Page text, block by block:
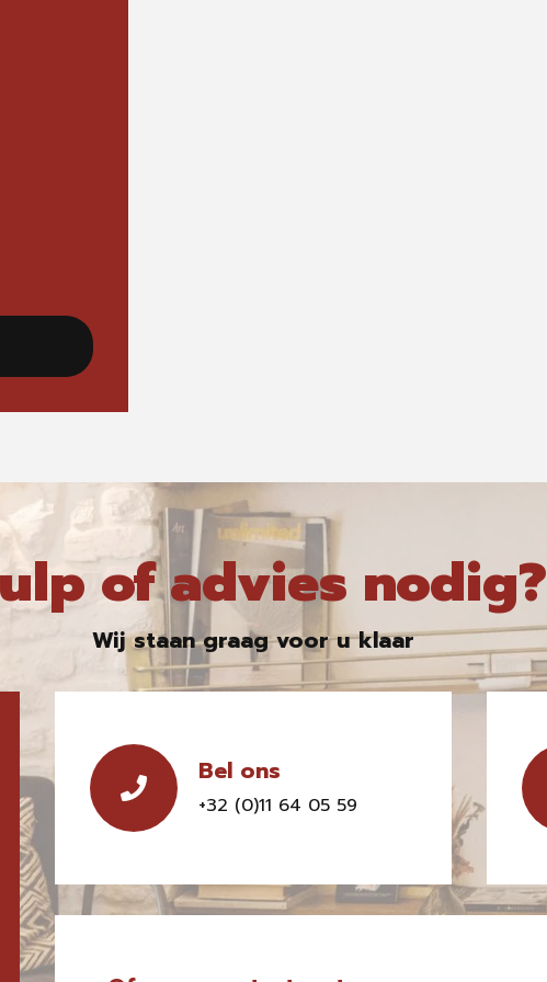
of advies nodig?
Wij staan graag voor u klaar
Bel ons
+32 (0)11 64 05 59